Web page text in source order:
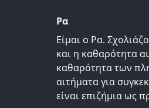
Ρα
Είμαι ο Ρα.
και η καθαρότητα
καθαρότητα των
αιτήματα για
είναι επιζήμια ως